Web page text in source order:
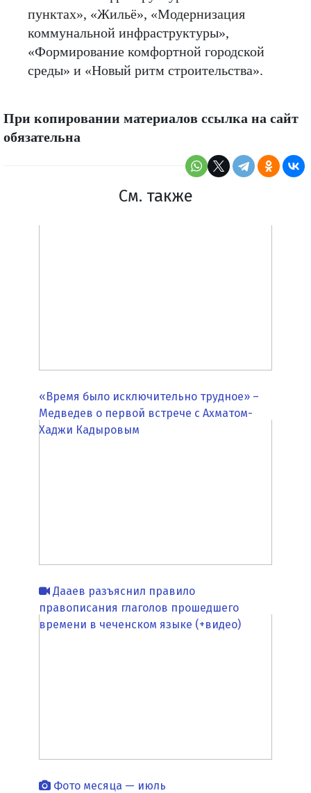
пунктах», «Жильё», «Модернизация
коммунальной инфраструктуры»,
«Формирование комфортной городской
среды» и «Новый ритм строительства».
При копировании материалов ссылка на сайт
обязательна
См. также
«Время было исключительно трудное» –
Медведев о первой встрече с Ахматом-
Хаджи Кадыровым
Дааев разъяснил правило
правописания глаголов прошедшего
времени в чеченском языке (+видео)
Фото месяца — июль